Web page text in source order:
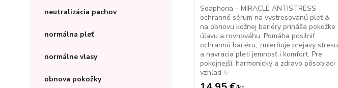
neutralizácia pachov
normálna pleť
normálne vlasy
obnova pokožky
Soaphoria – MIRACLE ANTISTRESS
ochranné sérum na vystresovanú pleť &
na obnovu kožnej bariéry prináša pokožke
úľavu a rovnováhu. Pomáha posilniť
ochrannú bariéru, zmierňuje prejavy stresu
a navracia pleti jemnosť i komfort. Pre
pokojnejší, harmonický a zdravo pôsobiaci
vzhľad ✨